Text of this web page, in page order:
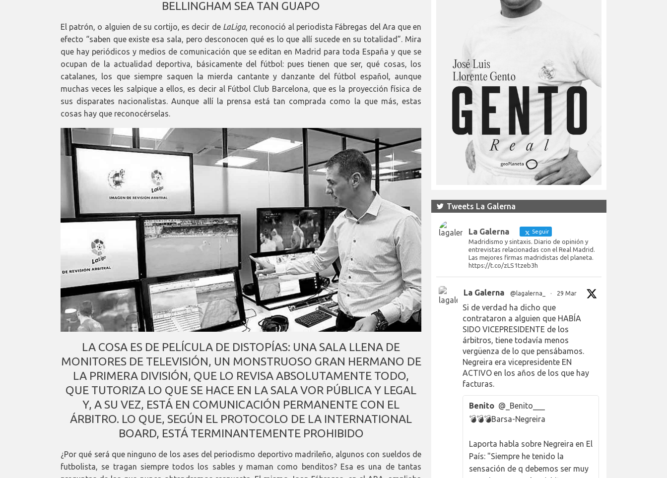
BELLINGHAM SEA TAN GUAPO
El patrón, o alguien de su cortijo, es decir deLaLiga, reconoció al periodista Fábregas del Ara que en
efecto “saben que existe esa sala, pero desconocen qué es lo que allí sucede en su totalidad”. Mira
que hay periódicos y medios de comunicación que se editan en Madrid para toda España y que se
ocupan de la actualidad deportiva, básicamente del fútbol: pues tienen que ser, qué cosas, los
catalanes, los que siempre saquen la mierda cantante y danzante del fútbol español, aunque
muchas veces les salpique a ellos, es decir al Fútbol Club Barcelona, que es la proyección física de
sus disparates nacionalistas. Aunque allí la prensa está tan comprada como la que más, estas
cosas hay que reconocérselas.
LA COSA ES DE PELÍCULA DE DISTOPÍAS: UNA SALA LLENA DE
MONITORES DE TELEVISIÓN, UN MONSTRUOSO GRAN HERMANO DE
LA PRIMERA DIVISIÓN, QUE LO REVISA ABSOLUTAMENTE TODO,
QUE TUTORIZA LO QUE SE HACE EN LA SALA VOR PÚBLICA Y LEGAL
Y, A SU VEZ, ESTÁ EN COMUNICACIÓN PERMANENTE CON EL
ÁRBITRO. LO QUE, SEGÚN EL PROTOCOLO DE LA INTERNATIONAL
BOARD, ESTÁ TERMINANTEMENTE PROHIBIDO
¿Por qué será que ninguno de los ases del periodismo deportivo madrileño, algunos con sueldos de
futbolista, se tragan siempre todos los sables y maman como benditos? Esa es una de tantas
Tweets La Galerna
La Galerna Seguir
Madridismo y sintaxis. Diario de opinión y
entrevistas relacionadas con el Real Madrid.
Las mejores firmas madridistas del planeta.
https://t.co/zLS1tzeb3h
La Galerna @lagalerna_ · 29 Mar
Si de verdad ha dicho que
contrataron a alguien que HABÍA
SIDO VICEPRESIDENTE de los
árbitros, tiene todavía menos
vergüenza de lo que pensábamos.
Negreira era vicepresidente EN
ACTIVO en los años de los que hay
facturas.
Benito @_Benito___
💣💣💣Barsa-Negreira
Laporta habla sobre Negreira en El
País: "Siempre he tenido la
sensación de q debemos ser muy